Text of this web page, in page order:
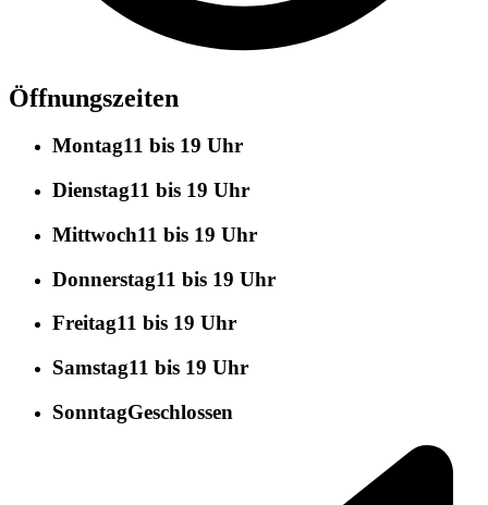
Öffnungszeiten
Montag11 bis 19 Uhr
Dienstag11 bis 19 Uhr
Mittwoch11 bis 19 Uhr
Donnerstag11 bis 19 Uhr
Freitag11 bis 19 Uhr
Samstag11 bis 19 Uhr
SonntagGeschlossen